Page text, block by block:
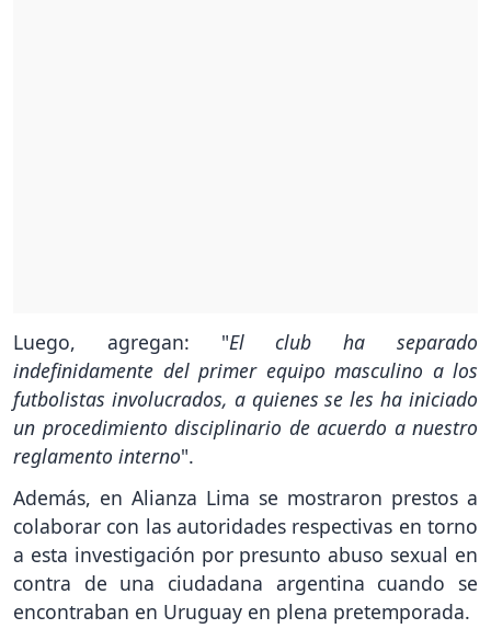
Luego, agregan: "El club ha separado
indefinidamente del primer equipo masculino a los
futbolistas involucrados, a quienes se les ha iniciado
un procedimiento disciplinario de acuerdo a nuestro
reglamento interno".
Además, en Alianza Lima se mostraron prestos a
colaborar con las autoridades respectivas en torno
a esta investigación por presunto abuso sexual en
contra de una ciudadana argentina cuando se
encontraban en Uruguay en plena pretemporada.